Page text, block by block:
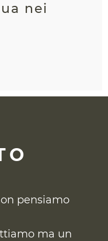
nei
pensiamo
ma un